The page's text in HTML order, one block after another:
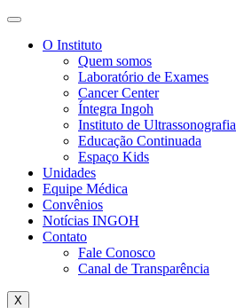
O Instituto
Quem somos
Laboratório de Exames
Cancer Center
Íntegra Ingoh
Instituto de Ultrassonografia
Educação Continuada
Espaço Kids
Unidades
Equipe Médica
Convênios
Notícias INGOH
Contato
Fale Conosco
Canal de Transparência
X